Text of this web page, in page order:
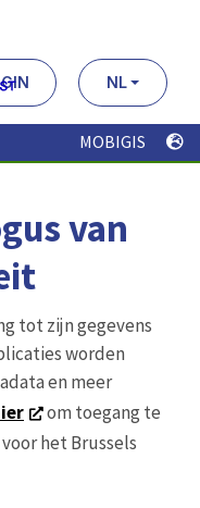
NL
MOBIGIS
van
tot zijn gegevens
worden
en meer
om toegang te
het Brussels